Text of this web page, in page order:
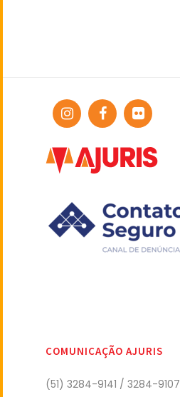
COMUNICAÇÃO AJURIS
(51) 3284-9141 / 3284-9107